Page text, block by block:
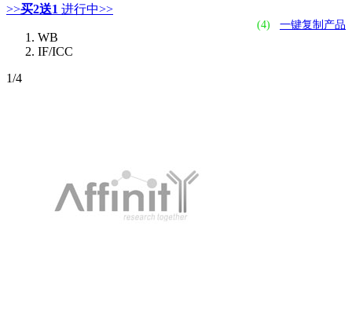
>>买2送1 进行中>>
(4) 一键复制产品
WB
IF/ICC
1/4